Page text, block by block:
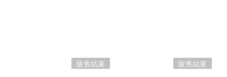
販售結束 販售結束